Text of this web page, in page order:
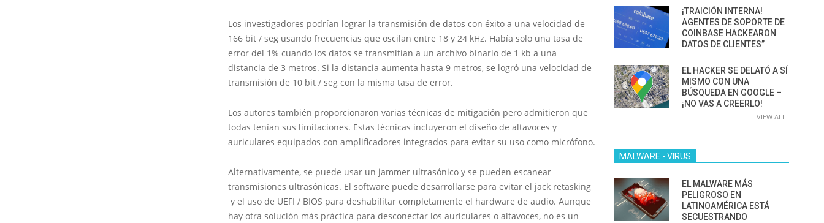
Los investigadores podrían lograr la transmisión de datos con éxito a una velocidad de
166 bit / seg usando frecuencias que oscilan entre 18 y 24 kHz. Había solo una tasa de
error del 1% cuando los datos se transmitían a un archivo binario de 1 kb a una
distancia de 3 metros. Si la distancia aumenta hasta 9 metros, se logró una velocidad de
transmisión de 10 bit / seg con la misma tasa de error.
Los autores también proporcionaron varias técnicas de mitigación pero admitieron que
todas tenían sus limitaciones. Estas técnicas incluyeron el diseño de altavoces y
auriculares equipados con amplificadores integrados para evitar su uso como micrófono.
Alternativamente, se puede usar un jammer ultrasónico y se pueden escanear
transmisiones ultrasónicas. El software puede desarrollarse para evitar el jack retasking
y el uso de UEFI / BIOS para deshabilitar completamente el hardware de audio. Aunque
hay otra solución más práctica para desconectar los auriculares o altavoces, no es un
¡TRAICIÓN INTERNA!
AGENTES DE SOPORTE DE
COINBASE HACKEARON
DATOS DE CLIENTES”
EL HACKER SE DELATÓ A SÍ
MISMO CON UNA
BÚSQUEDA EN GOOGLE –
¡NO VAS A CREERLO!
VIEW ALL
MALWARE - VIRUS
EL MALWARE MÁS
PELIGROSO EN
LATINOAMÉRICA ESTÁ
SECUESTRANDO